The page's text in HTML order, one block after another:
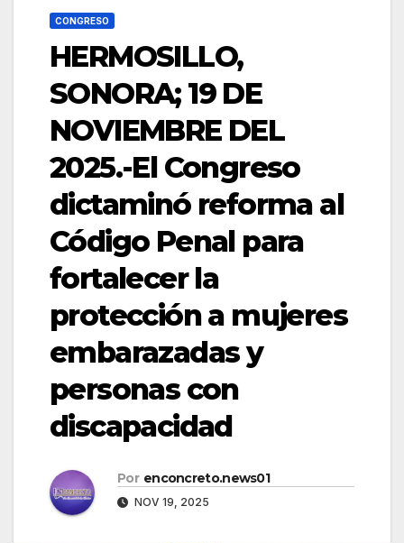
CONGRESO
HERMOSILLO,
SONORA; 19 DE
NOVIEMBRE DEL
2025.-El Congreso
dictaminó reforma al
Código Penal para
fortalecer la
protección a mujeres
embarazadas y
personas con
discapacidad
Por enconcreto.news01
NOV 19, 2025